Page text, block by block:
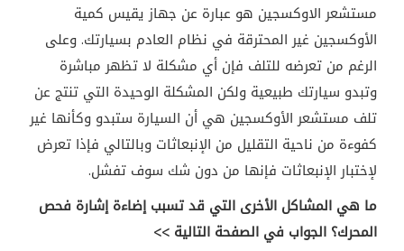
مستشعر الاوكسجين هو عبارة عن جهاز يقيس كمية
الأوكسجين غير المحترقة في نظام العادم بسيارتك. وعلى
الرغم من تعرضه للتلف فإن أي مشكلة لا تظهر مباشرة
وتبدو سيارتك طبيعية ولكن المشكلة الوحيدة التي تنتج عن
تلف مستشعر الأوكسجين هي أن السيارة ستبدو وكأنها غير
كفوءة من ناحية التقليل من الإنبعاثات وبالتالي فإذا تعرض
لإختبار الإنبعاثات فإنها من دون شك سوف تفشل.
ما هي المشاكل الأخرى التي قد تسبب إضاءة إشارة فحص
المحرك؟ الجواب في الصفحة التالية >>